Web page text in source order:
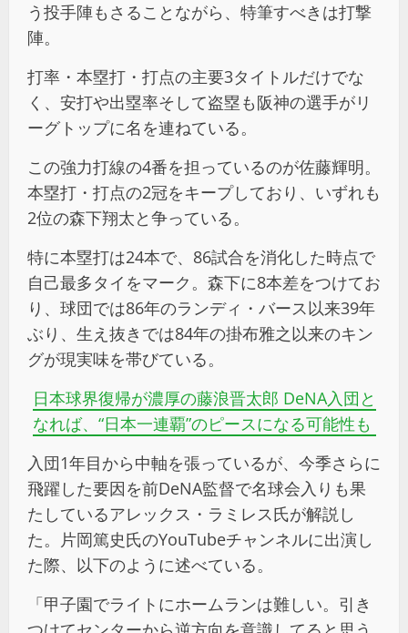
う投手陣もさることながら、特筆すべきは打撃
陣。
打率・本塁打・打点の主要3タイトルだけでな
く、安打や出塁率そして盗塁も阪神の選手がリ
ーグトップに名を連ねている。
この強力打線の4番を担っているのが佐藤輝明。
本塁打・打点の2冠をキープしており、いずれも
2位の森下翔太と争っている。
特に本塁打は24本で、86試合を消化した時点で
自己最多タイをマーク。森下に8本差をつけてお
り、球団では86年のランディ・バース以来39年
ぶり、生え抜きでは84年の掛布雅之以来のキン
グが現実味を帯びている。
日本球界復帰が濃厚の藤浪晋太郎 DeNA入団と
なれば、“日本一連覇”のピースになる可能性も
入団1年目から中軸を張っているが、今季さらに
飛躍した要因を前DeNA監督で名球会入りも果
たしているアレックス・ラミレス氏が解説し
た。片岡篤史氏のYouTubeチャンネルに出演し
た際、以下のように述べている。
「甲子園でライトにホームランは難しい。引き